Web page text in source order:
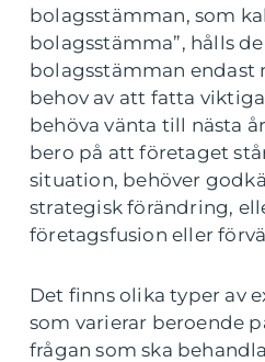
bolagsstämman, som
bolagsstämma”, hålls
bolagsstämman endast
behov av att fatta
behöva vänta till nästa
bero på att företaget
situation, behöver
strategisk förändring,
företagsfusion eller
Det finns olika typer av
som varierar beroende
frågan som ska